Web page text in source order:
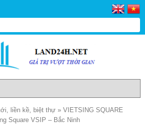
liền kề, biệt thự » VIETSING SQUARE
Square VSIP – Bắc Ninh